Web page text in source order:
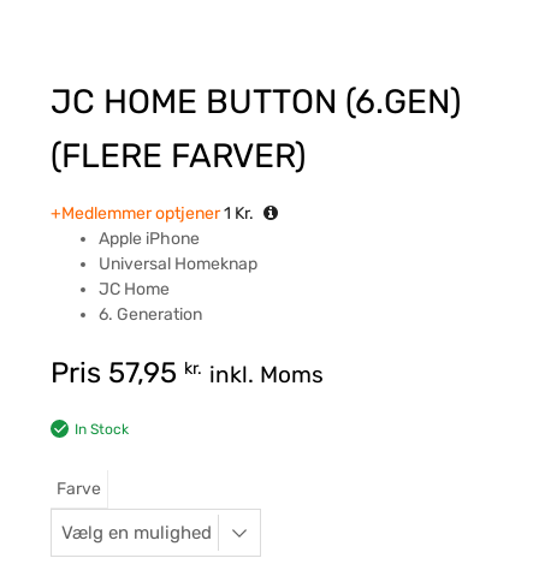
JC HOME BUTTON (6.GEN)
(FLERE FARVER)
+Medlemmer optjener1 Kr.
Apple iPhone
Universal Homeknap
JC Home
6. Generation
Pris 57,95 kr. inkl. Moms
In Stock
Farve